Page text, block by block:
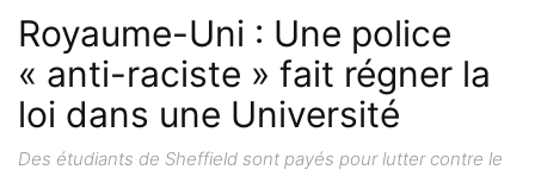
Royaume-Uni : Une police
« anti-raciste » fait régner la
loi dans une Université
Des étudiants de Sheffield sont payés pour lutter contre le